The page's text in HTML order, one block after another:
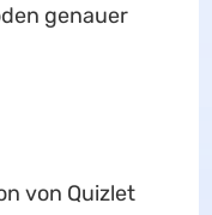
genauer
von Quizlet